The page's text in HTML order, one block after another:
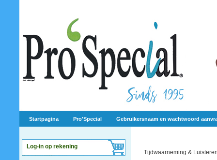
Startpagina Pro'Special Gebruikersnaam en wachtwoord
Log-in op rekening
Tijdwaarneming &